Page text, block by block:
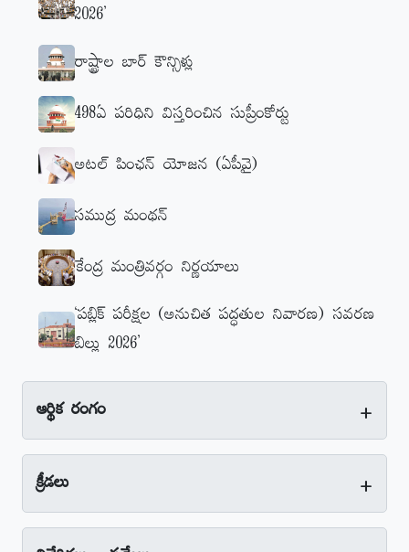
2026’
రాష్ట్రాల బార్‌ కౌన్సిళ్లు
498ఏ పరిధిని విస్తరించిన సుప్రీంకోర్టు
అటల్‌ పింఛన్‌ యోజన (ఏపీవై)
సముద్ర మంథన్‌
కేంద్ర మంత్రివర్గం నిర్ణయాలు
‘పబ్లిక్‌ పరీక్షల (అనుచిత పద్ధతుల నివారణ) సవరణ
బిల్లు 2026’
ఆర్థిక రంగం +
క్రీడలు +